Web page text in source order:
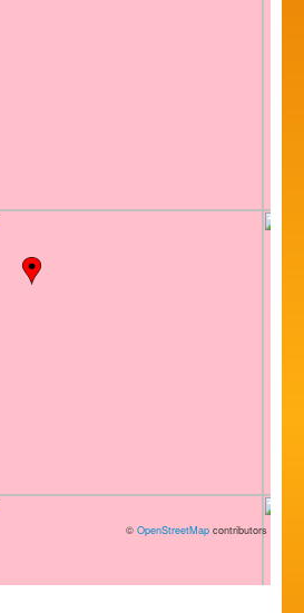
© OpenStreetMap contributors